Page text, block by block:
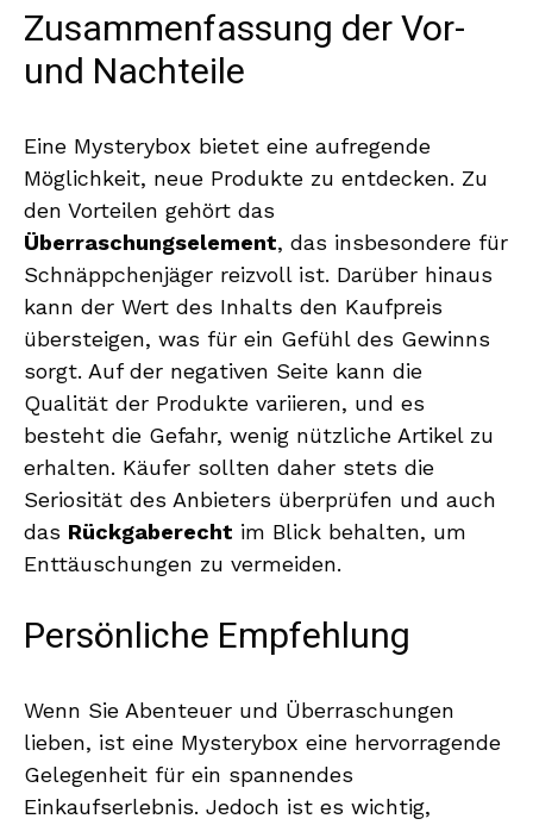
Zusammenfassung der Vor-
und Nachteile
Eine Mysterybox bietet eine aufregende
Möglichkeit, neue Produkte zu entdecken. Zu
den Vorteilen gehört das
Überraschungselement, das insbesondere für
Schnäppchenjäger reizvoll ist. Darüber hinaus
kann der Wert des Inhalts den Kaufpreis
übersteigen, was für ein Gefühl des Gewinns
sorgt. Auf der negativen Seite kann die
Qualität der Produkte variieren, und es
besteht die Gefahr, wenig nützliche Artikel zu
erhalten. Käufer sollten daher stets die
Seriosität des Anbieters überprüfen und auch
das Rückgaberecht im Blick behalten, um
Enttäuschungen zu vermeiden.
Persönliche Empfehlung
Wenn Sie Abenteuer und Überraschungen
lieben, ist eine Mysterybox eine hervorragende
Gelegenheit für ein spannendes
Einkaufserlebnis. Jedoch ist es wichtig,